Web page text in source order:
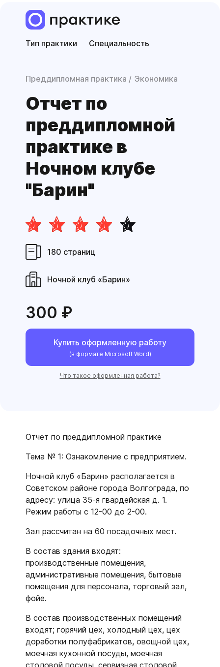
Тип практики Специальность
Преддипломная практика Экономика
Отчет по
преддиплом­ной
практике в
Ночном клубе
"Барин"
180 страниц
Ночной клуб «Барин»
300 ₽
Купить оформленную работу
(в формате Microsoft Word)
Что такое оформленная работа?
Отчет по преддипломной практике
Тема № 1: Ознакомление с предприятием.
Ночной клуб «Барин» располагается в
Советском районе города Волгограда, по
адресу: улица 35-я гвардейская д. 1.
Режим работы с 12-00 до 2-00.
Зал рассчитан на 60 посадочных мест.
В состав здания входят:
производственные помещения,
административные помещения, бытовые
помещения для персонала, торговый зал,
фойе.
В состав производственных помещений
входят; горячий цех, холодный цех, цех
доработки полуфабрикатов, овощной цех,
моечная кухонной посуды, моечная
столовой посуды, сервизная столовой